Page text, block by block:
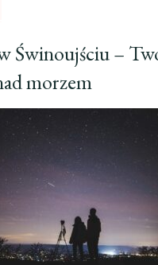
Świnoujściu –
morzem